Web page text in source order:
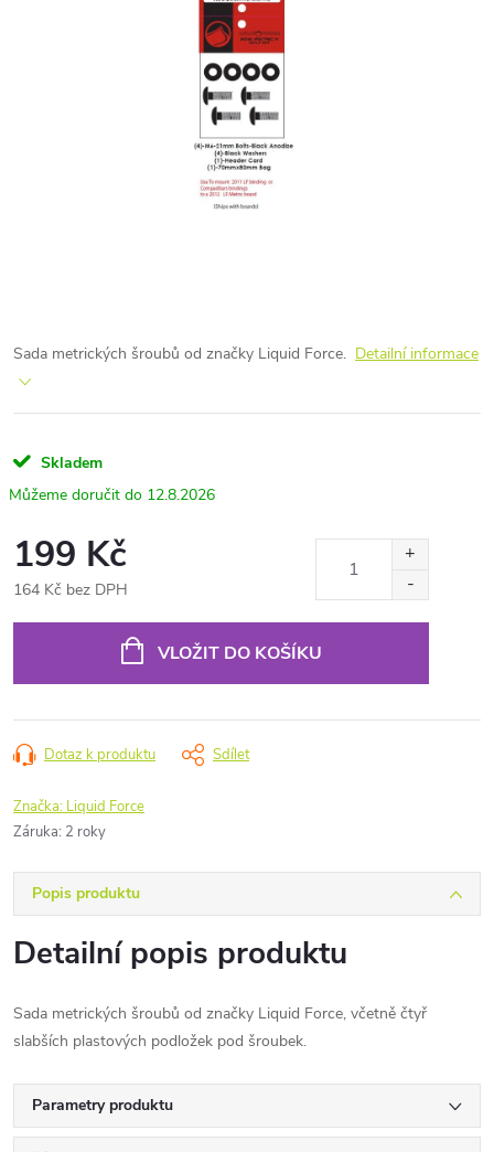
Sada metrických šroubů od značky Liquid Force. Detailní informace
Skladem
12.8.2026
199 Kč
164 Kč bez DPH
VLOŽIT DO KOŠÍKU
Dotaz k produktu Sdílet
Značka: Liquid Force
Záruka: 2 roky
Popis produktu
Detailní popis produktu
Sada metrických šroubů od značky Liquid Force, včetně čtyř
slabších plastových podložek pod šroubek.
Parametry produktu